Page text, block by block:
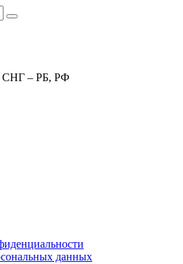
СНГ – РБ, РФ
данных